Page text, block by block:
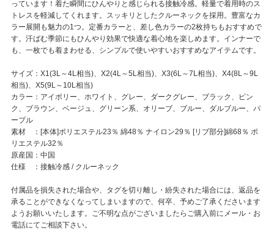
っています！着た瞬間にひんやりと感じられる接触冷感。軽量で着用時のス
トレスを軽減してくれます。スッキリとしたクルーネックを採用。豊富なカ
ラー展開も魅力の1つ。定番カラーと、差し色カラーの2枚持ちもおすすめで
す。汗ばむ季節にもひんやり効果で快適な着心地を楽しめます。インナーで
も、一枚でも着まわせる、シンプルで使いやすいおすすめなアイテムです。
サイズ：X1(3L～4L相当)、X2(4L～5L相当)、X3(6L～7L相当)、X4(8L～9L
相当)、X5(9L～10L相当)
カラー：アイボリー、ホワイト、グレー、ダークグレー、ブラック、ピン
ク、ブラウン、ベージュ、グリーン系、オリーブ、ブルー、ダルブルー、パ
ープル
素材 ：[本体]ポリエステル23％ 綿48％ ナイロン29％ [リブ部分]綿68％ ポ
リエステル32％
原産国：中国
仕様 ：接触冷感 / クルーネック
付属品を損失された場合や、タグを切り離し・紛失された場合には、返品を
承ることができなくなってしまいますので、何卒、予めご了承くださいます
ようお願いいたします。ご不明な点がございましたらご購入前にメール・お
電話にてご相談下さい。